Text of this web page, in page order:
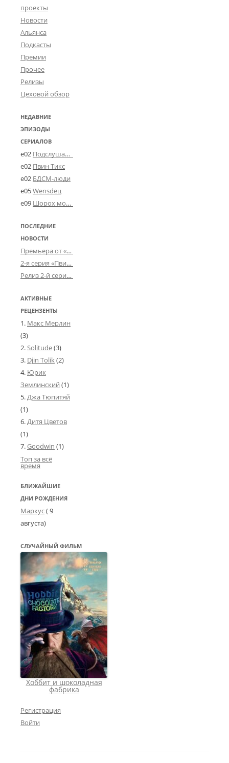
проекты
Новости
Альянса
Подкасты
Премии
Прочее
Релизы
Цеховой обзор
НЕДАВНИЕ
ЭПИЗОДЫ
СЕРИАЛОВ
e02 Подслушано в Угличе
e02 Пвин Тикс
e02 БДСМ-люди
e05Wensdeц
e09 Шорох мозговины
ПОСЛЕДНИЕ
НОВОСТИ
Премьера от «Усталого королевства»: «Игорь начал»
2-я серия «Пвин Тикса» от 2-D
Релиз 2-й серии «БДСМ-людей» от «Аркада Фильм»
АКТИВНЫЕ
РЕЦЕНЗЕНТЫ
Макс Мерлин
(3)
Solitude(3)
Djin Tolik(2)
Юрик
Землинский (1)
Джа Тюпитяй
(1)
Дитя Цветов
(1)
Goodwin (1)
Топ за всё
время
БЛИЖАЙШИЕ
ДНИ РОЖДЕНИЯ
Маркус( 9
августа)
СЛУЧАЙНЫЙ ФИЛЬМ
Хоббит и шоколадная
фабрика
Регистрация
Войти